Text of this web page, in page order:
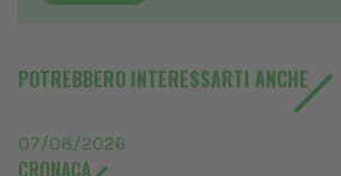
POTREBBERO INTERESSARTI ANCHE
07/08/2026